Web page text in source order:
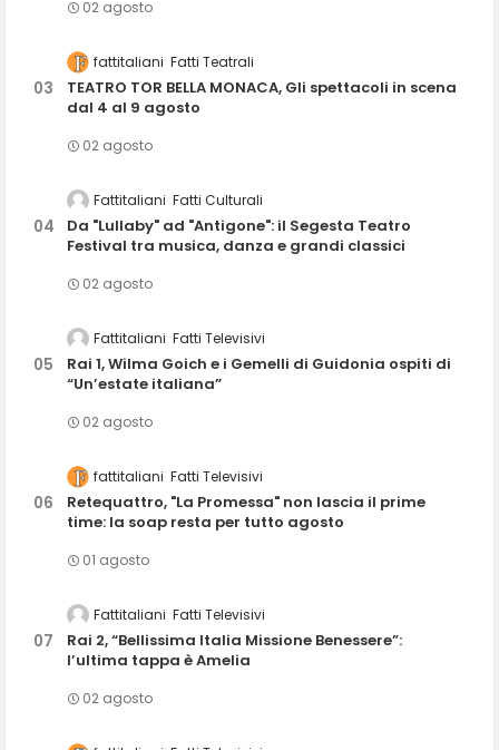
02 agosto
fattitaliani Fatti Teatrali
TEATRO TOR BELLA MONACA, Gli spettacoli in scena
dal 4 al 9 agosto
02 agosto
Fattitaliani Fatti Culturali
Da "Lullaby" ad "Antigone": il Segesta Teatro
Festival tra musica, danza e grandi classici
02 agosto
Fattitaliani Fatti Televisivi
Rai 1, Wilma Goich e i Gemelli di Guidonia ospiti di
“Un’estate italiana”
02 agosto
fattitaliani Fatti Televisivi
Retequattro, "La Promessa" non lascia il prime
time: la soap resta per tutto agosto
01 agosto
Fattitaliani Fatti Televisivi
Rai 2, “Bellissima Italia Missione Benessere”:
l’ultima tappa è Amelia
02 agosto